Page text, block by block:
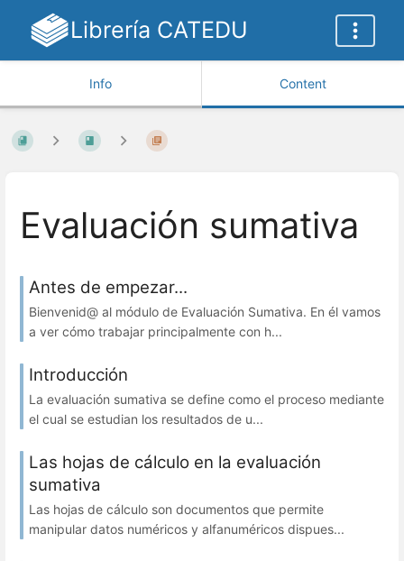
Librería CATEDU
Info Content
Evaluación sumativa
Antes de empezar...
Bienvenid@ al módulo de Evaluación Sumativa. En él vamos
a ver cómo trabajar principalmente con h...
Introducción
La evaluación sumativa se define como el proceso mediante
el cual se estudian los resultados de u...
Las hojas de cálculo en la evaluación
sumativa
Las hojas de cálculo son documentos que permite
manipular datos numéricos y alfanuméricos dispues...